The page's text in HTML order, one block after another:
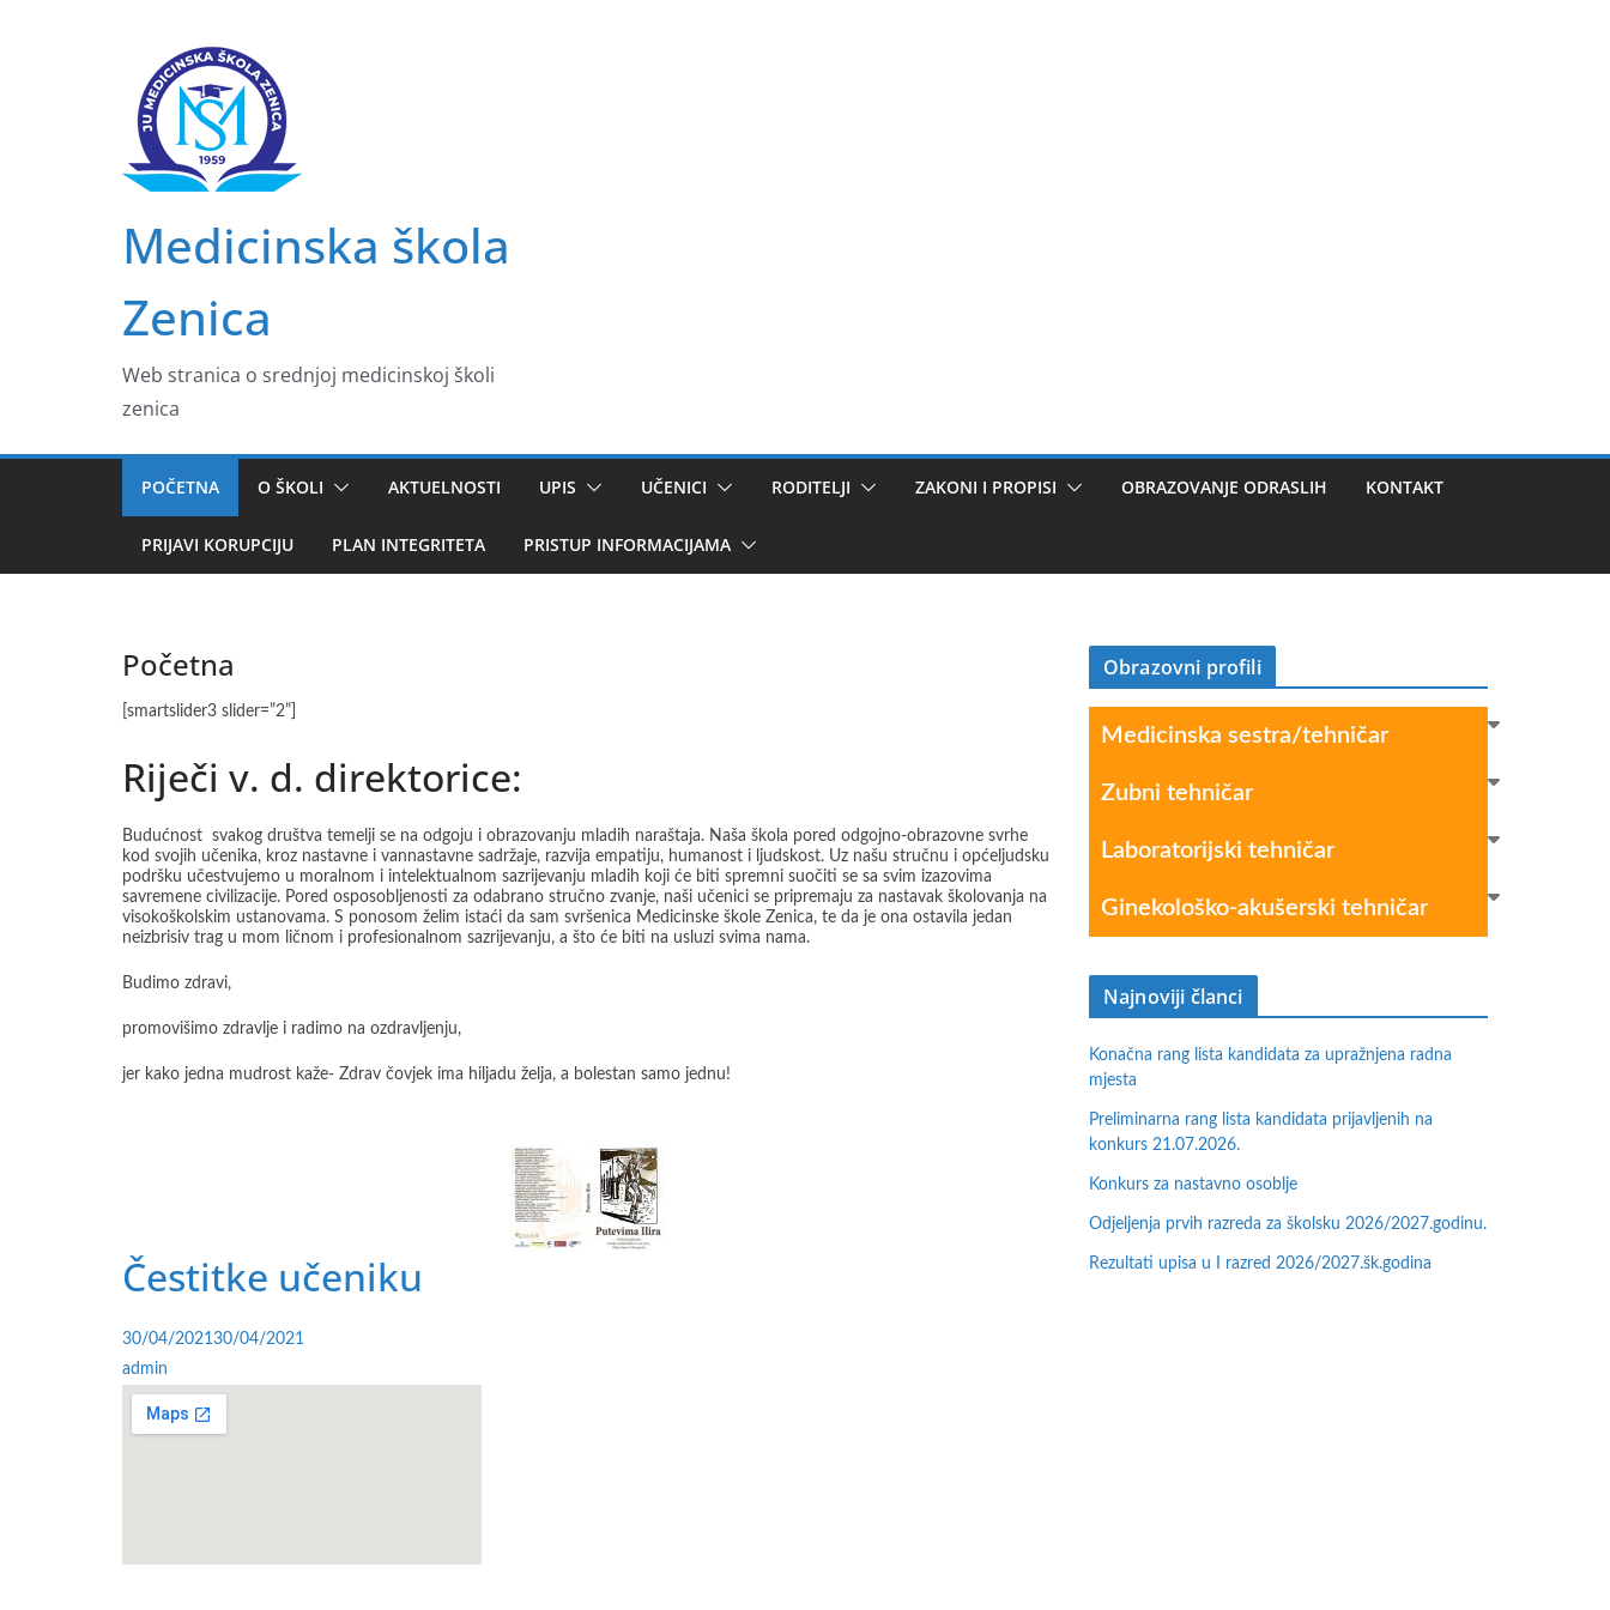
Medicinska škola
Zenica
Web stranica o srednjoj medicinskoj školi
zenica
POČETNA O ŠKOLI AKTUELNOSTI UPIS UČENICI RODITELJI ZAKONI I PROPISI OBRAZOVANJE ODRASLIH KONTAKT
PRIJAVI KORUPCIJU PLAN INTEGRITETA PRISTUP INFORMACIJAMA
Početna
[smartslider3 slider=”2”]
Riječi v. d. direktorice:
Budućnost svakog društva temelji se na odgoju i obrazovanju mladih naraštaja. Naša škola pored odgojno-obrazovne svrhe
kod svojih učenika, kroz nastavne i vannastavne sadržaje, razvija empatiju, humanost i ljudskost. Uz našu stručnu i općeljudsku
podršku učestvujemo u moralnom i intelektualnom sazrijevanju mladih koji će biti spremni suočiti se sa svim izazovima
savremene civilizacije. Pored osposobljenosti za odabrano stručno zvanje, naši učenici se pripremaju za nastavak školovanja na
visokoškolskim ustanovama. S ponosom želim istaći da sam svršenica Medicinske škole Zenica, te da je ona ostavila jedan
neizbrisiv trag u mom ličnom i profesionalnom sazrijevanju, a što će biti na usluzi svima nama.
Budimo zdravi,
promovišimo zdravlje i radimo na ozdravljenju,
jer kako jedna mudrost kaže- Zdrav čovjek ima hiljadu želja, a bolestan samo jednu!
Čestitke učeniku
30/04/202130/04/2021
admin
Obrazovni profili
Medicinska sestra/tehničar
Zubni tehničar
Laboratorijski tehničar
Ginekološko-akušerski tehničar
Najnoviji članci
Konačna rang lista kandidata za upražnjena radna
mjesta
Preliminarna rang lista kandidata prijavljenih na
konkurs 21.07.2026.
Konkurs za nastavno osoblje
Odjeljenja prvih razreda za školsku 2026/2027.godinu.
Rezultati upisa u I razred 2026/2027.šk.godina